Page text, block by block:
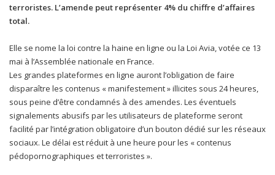
terroristes. L’amende peut représenter 4% du chiffre d’affaires
total.
Elle se nome la loi contre la haine en ligne ou la Loi Avia, votée ce 13
mai à l’Assemblée nationale en France.
Les grandes plateformes en ligne auront l’obligation de faire
disparaître les contenus « manifestement » illicites sous 24 heures,
sous peine d’être condamnés à des amendes. Les éventuels
signalements abusifs par les utilisateurs de plateforme seront
facilité par l’intégration obligatoire d’un bouton dédié sur les réseaux
sociaux. Le délai est réduit à une heure pour les « contenus
pédopornographiques et terroristes ».